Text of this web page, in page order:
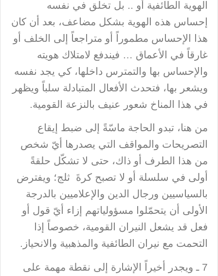
الهوية الطائفية أو .. بل تخلق في نفسه
إحساس هذه الهوية بشكل مضاعف، بعد أن كان
هذا الإحساس مطموراً أو متراجعاً إلى الخلف أو
غارقاً في الأعماق … فيندفع لامتلاك هويته
والإحساس بها والتمترس داخلها، كي يجد نفسه
ويشعر بها، فتحدث الأفعال المتبادلة سلباً ويظهر
في هذا المناخ شعور عنيف بالنزعة القومية.
من هنا، تبدو الحاجة ماسّةً إلى ضبط إيقاع
التصريحات والمواقف التي يصدرها أيّ شخص
من هذا الطرف أو ذاك، حتى لا تشكّل حلقةً
أولى في سلسلة أو لا تصبح كرةَ ثلج؛ ويفترض
بالسياسيين ورجال الدين والإعلاميين بالدرجة
الأولى أن يتحمّلوا مسؤولياتهم إزاء أيّ قول أو
فعل قد يشعل النيران القومية، خصوصاً إذا
التحمت مع نيران الطائفية والمذهبية والانحياز.
7 ـ ويجدر أخيراً الإشارة إلى نقطة مهمة على